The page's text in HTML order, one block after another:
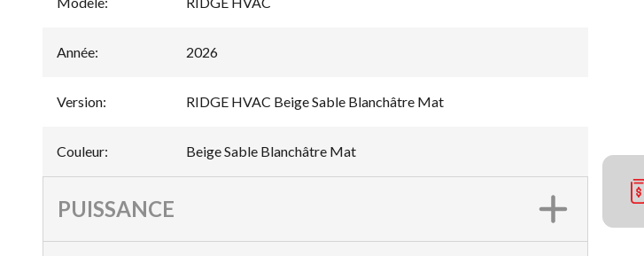
Année: 2026
Version: RIDGE HVAC Beige Sable Blanchâtre Mat
Couleur: Beige Sable Blanchâtre Mat
PUISSANCE